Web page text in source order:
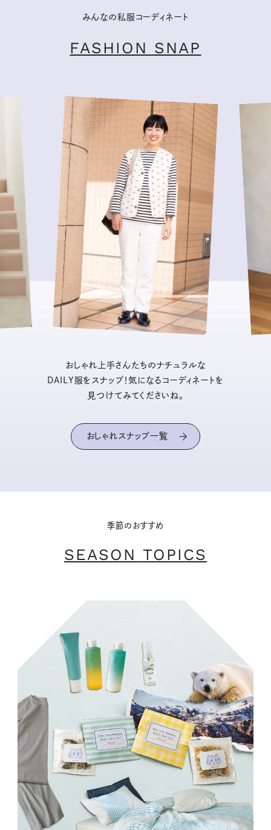
みんなの私服コーディネート
FASHION SNAP
おしゃれ上手さんたちのナチュラルな
DAILY服をスナップ！気になるコーディネートを
見つけてみてくださいね。
おしゃれスナップ一覧
季節のおすすめ
SEASON TOPICS